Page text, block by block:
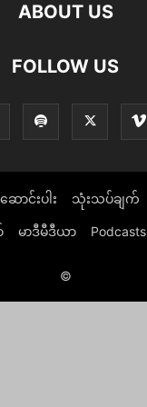
ABOUT US
FOLLOW US
ဆောင်းပါး သုံးသပ်ချက်
မာဒီမီဒီယာ Podcasts
©